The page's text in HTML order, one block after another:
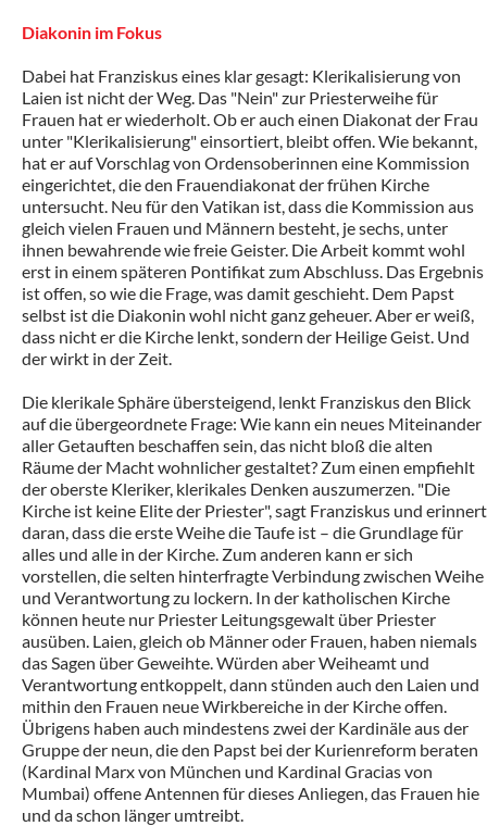
Diakonin im Fokus
Dabei hat Franziskus eines klar gesagt: Klerikalisierung von
Laien ist nicht der Weg. Das "Nein" zur Priesterweihe für
Frauen hat er wiederholt. Ob er auch einen Diakonat der Frau
unter "Klerikalisierung" einsortiert, bleibt offen. Wie bekannt,
hat er auf Vorschlag von Ordensoberinnen eine Kommission
eingerichtet, die den Frauendiakonat der frühen Kirche
untersucht. Neu für den Vatikan ist, dass die Kommission aus
gleich vielen Frauen und Männern besteht, je sechs, unter
ihnen bewahrende wie freie Geister. Die Arbeit kommt wohl
erst in einem späteren Pontifikat zum Abschluss. Das Ergebnis
ist offen, so wie die Frage, was damit geschieht. Dem Papst
selbst ist die Diakonin wohl nicht ganz geheuer. Aber er weiß,
dass nicht er die Kirche lenkt, sondern der Heilige Geist. Und
der wirkt in der Zeit.
Die klerikale Sphäre übersteigend, lenkt Franziskus den Blick
auf die übergeordnete Frage: Wie kann ein neues Miteinander
aller Getauften beschaffen sein, das nicht bloß die alten
Räume der Macht wohnlicher gestaltet? Zum einen empfiehlt
der oberste Kleriker, klerikales Denken auszumerzen. "Die
Kirche ist keine Elite der Priester", sagt Franziskus und erinnert
daran, dass die erste Weihe die Taufe ist – die Grundlage für
alles und alle in der Kirche. Zum anderen kann er sich
vorstellen, die selten hinterfragte Verbindung zwischen Weihe
und Verantwortung zu lockern. In der katholischen Kirche
können heute nur Priester Leitungsgewalt über Priester
ausüben. Laien, gleich ob Männer oder Frauen, haben niemals
das Sagen über Geweihte. Würden aber Weiheamt und
Verantwortung entkoppelt, dann stünden auch den Laien und
mithin den Frauen neue Wirkbereiche in der Kirche offen.
Übrigens haben auch mindestens zwei der Kardinäle aus der
Gruppe der neun, die den Papst bei der Kurienreform beraten
(Kardinal Marx von München und Kardinal Gracias von
Mumbai) offene Antennen für dieses Anliegen, das Frauen hie
und da schon länger umtreibt.